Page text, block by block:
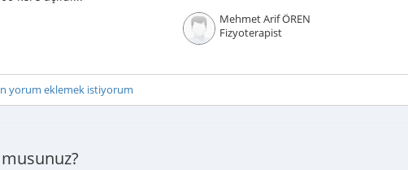
Mehmet Arif ÖREN
Fizyoterapist
yorum eklemek istiyorum